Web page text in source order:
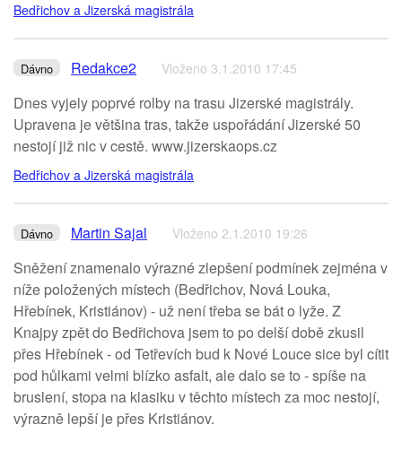
Bedřichov a Jizerská magistrála
Dávno Redakce2 Vloženo 3.1.2010 17:45
Dnes vyjely poprvé rolby na trasu Jizerské magistrály.
Upravena je většina tras, takže uspořádání Jizerské 50
nestojí již nic v cestě. www.jizerskaops.cz
Bedřichov a Jizerská magistrála
Dávno Martin Sajal Vloženo 2.1.2010 19:26
Sněžení znamenalo výrazné zlepšení podmínek zejména v
níže položených místech (Bedřichov, Nová Louka,
Hřebínek, Kristiánov) - už není třeba se bát o lyže. Z
Knajpy zpět do Bedřichova jsem to po delší době zkusil
přes Hřebínek - od Tetřevích bud k Nové Louce sice byl cítit
pod hůlkami velmi blízko asfalt, ale dalo se to - spíše na
bruslení, stopa na klasiku v těchto místech za moc nestojí,
výrazně lepší je přes Kristiánov.